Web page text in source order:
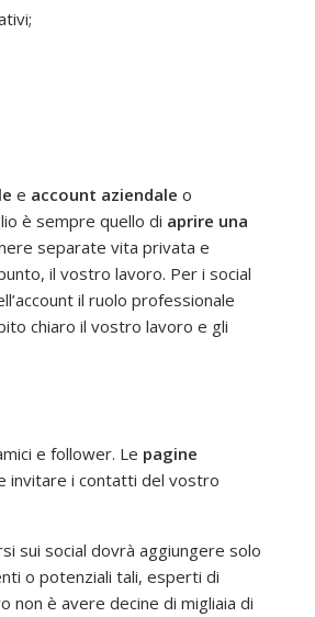
e account aziendale o
è sempre quello di aprire una
separate vita privata e
il vostro lavoro. Per i social
il ruolo professionale
chiaro il vostro lavoro e gli
e follower. Le pagine
invitare i contatti del vostro
sui social dovrà aggiungere solo
o potenziali tali, esperti di
non è avere decine di migliaia di